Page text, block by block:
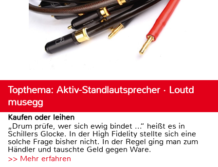
Topthema: Aktiv-Standlautsprecher · Loutd
musegg
Kaufen oder leihen
„Drum prüfe, wer sich ewig bindet ...“ heißt es in
Schillers Glocke. In der High Fidelity stellte sich eine
solche Frage bisher nicht. In der Regel ging man zum
Händler und tauschte Geld gegen Ware.
>> Mehr erfahren